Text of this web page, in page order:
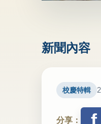
新聞內容
校慶特輯
分享：